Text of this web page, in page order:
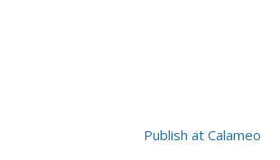
Publish at Calameo